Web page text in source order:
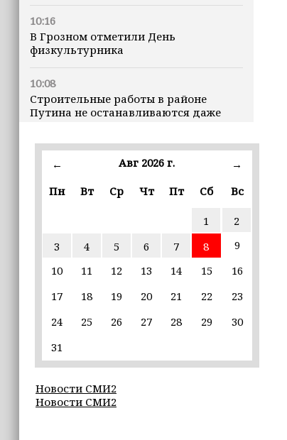
10:16
В Грозном отметили День
физкультурника
10:08
Строительные работы в районе
Путина не останавливаются даже
марта
В пяти школах столицы обновляют
инфраструктуру по госпрограмме
Силы ПВО сбили 75 БПЛА над
сутки
20:09
19:37
← Авг 2026 г.
→
Пн
Вт Ср Чт Пт Сб Вс
1
2
3
4 5 6 7 8
9
10
11 12 13 14 15
16
17
18 19 20 21 22
23
24
25 26 27 28 29
30
31
Новости СМИ2
Новости СМИ2